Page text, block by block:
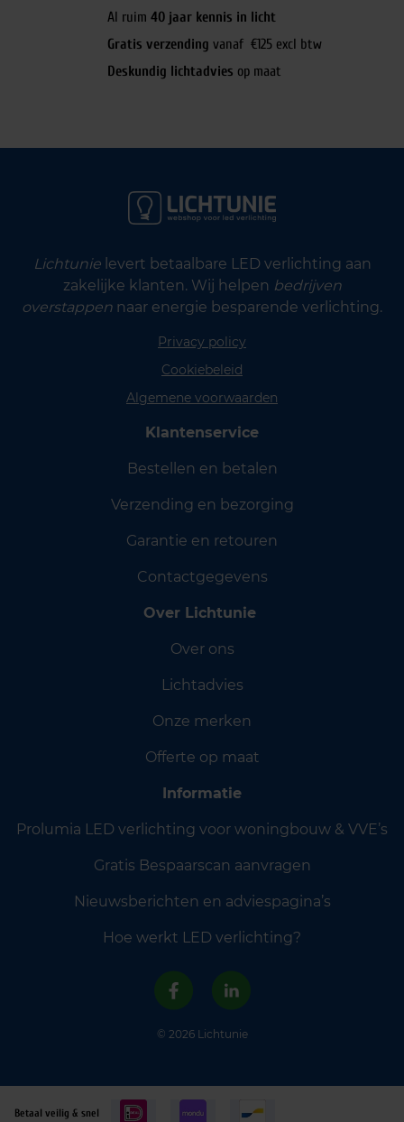
Al ruim 40 jaar kennis in licht
Gratis verzending vanaf €125 excl btw
Deskundig lichtadvies op maat
Lichtunielevert betaalbare LED verlichting aan
zakelijke klanten. Wij helpen bedrijven
overstappen naar energie besparende verlichting.
Privacy policy
Cookiebeleid
Algemene voorwaarden
Klantenservice
Bestellen en betalen
Verzending en bezorging
Garantie en retouren
Contactgegevens
Over Lichtunie
Over ons
Lichtadvies
Onze merken
Offerte op maat
Informatie
Prolumia LED verlichting voor woningbouw & VVE’s
Gratis Bespaarscan aanvragen
Nieuwsberichten en adviespagina’s
Hoe werkt LED verlichting?
© 2026 Lichtunie
Betaal veilig & snel